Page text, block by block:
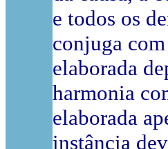
e todos os
conjuga
elaborada
harmonia
elaborada
instância